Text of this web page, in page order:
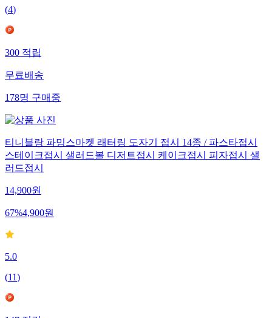
(4)
300적립
무료배송
178명구매중
티니블랑 파밍스마켓 래터링 도자기 접시 14종 / 파스타접시
스테이크접시 샐러드볼 디저트접시 케이크접시 피자접시 샐
러드접시
14,900원
67%4,900원
5.0
(11)